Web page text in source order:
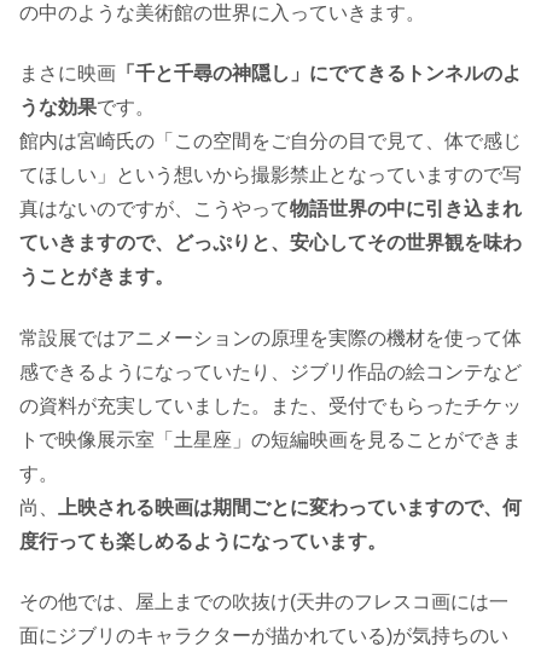
の中のような美術館の世界に入っていきます。
まさに映画 「千と千尋の神隠し」にでてきるトンネルのよ
うな効果です。
館内は宮崎氏の「この空間をご自分の目で見て、体で感じ
てほしい」という想いから撮影禁止となっていますので写
真はないのですが、こうやって物語世界の中に引き込まれ
ていきますので、どっぷりと、安心してその世界観を味わ
うことがきます。
常設展ではアニメーションの原理を実際の機材を使って体
感できるようになっていたり、ジブリ作品の絵コンテなど
の資料が充実していました。また、受付でもらったチケッ
トで映像展示室「土星座」の短編映画を見ることができま
す。
尚、
上映される映画は期間ごとに変わっていますので、何
度行っても楽しめるようになっています。
その他では、屋上までの吹抜け(天井のフレスコ画には一
面にジブリのキャラクターが描かれている)が気持ちのい